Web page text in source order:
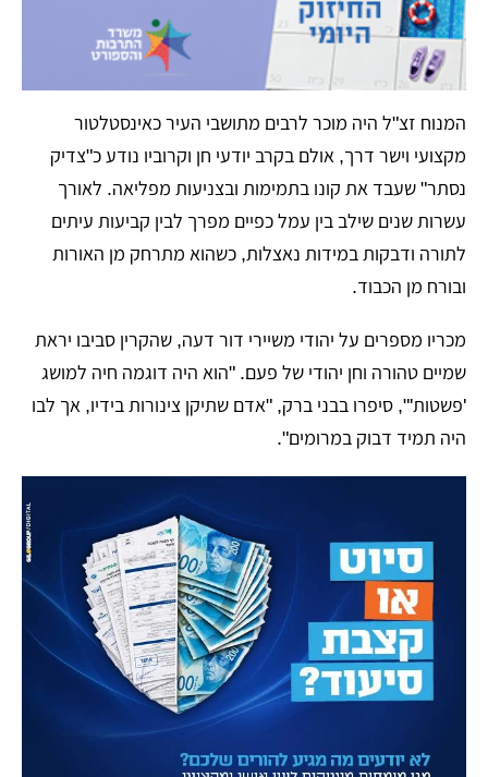
​המנוח זצ"ל היה מוכר לרבים מתושבי העיר כאינסטלטור
מקצועי וישר דרך, אולם בקרב יודעי חן וקרוביו נודע כ"צדיק
נסתר" שעבד את קונו בתמימות ובצניעות מפליאה. לאורך
עשרות שנים שילב בין עמל כפיים מפרך לבין קביעות עיתים
לתורה ודבקות במידות נאצלות, כשהוא מתרחק מן האורות
ובורח מן הכבוד.
​מכריו מספרים על יהודי משיירי דור דעה, שהקרין סביבו יראת
שמיים טהורה וחן יהודי של פעם. "הוא היה דוגמה חיה למושג
'פשטות'", סיפרו בבני ברק, "אדם שתיקן צינורות בידיו, אך לבו
היה תמיד דבוק במרומים".